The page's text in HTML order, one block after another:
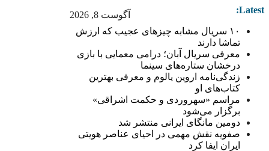
آگوست 8, 2026 Latest:
۱۰ سریال مشابه چیزهای عجیب که ارزش
تماشا دارند
معرفی سریال آبان؛ درامی معمایی با بازی
درخشان ستاره‌های سینما
زندگی‌نامه اروین یالوم و معرفی بهترین
کتاب‌های او
مراسم «سهروردی و حکمت اشراقی»
برگزار می‌شود
دومین مانگای ایرانی منتشر شد
صفویه نقش مهمی در احیای عناصر هویتی
ایران ایفا کرد